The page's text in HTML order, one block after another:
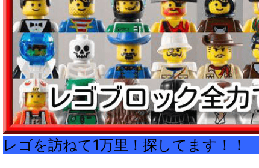
レゴを訪ねて1万里！探して